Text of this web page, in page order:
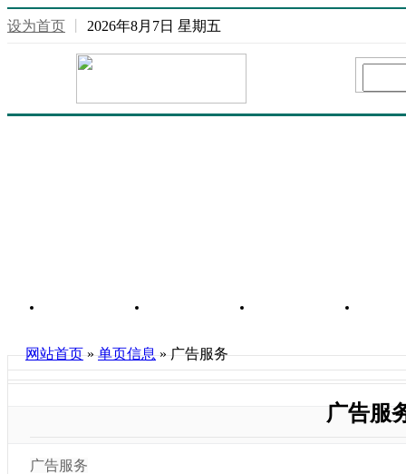
设为首页 2026年8月7日 星期五
网站首页»单页信息» 广告服务
广告服
广告服务